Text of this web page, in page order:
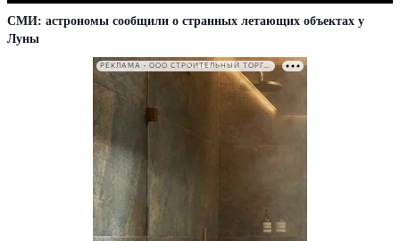
СМИ: астрономы сообщили о странных летающих объектах у
Луны
РЕКЛАМА • ООО СТРОИТЕЛЬНЫЙ ТОРГОВЫЙ ДОМ «ПЕТРОВИЧ». ИНН: 7802348846